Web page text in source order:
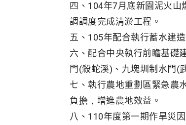
四、104年7月底新園泥火
調調度完成清淤工程。
五、105年配合執行蓄水建
六、配合中央執行前瞻基礎
門(殺蛇溪)、九塊圳制水門(
七、執行農地重劃區緊急農
負擔，增進農地效益。
八、110年度第一期作旱災